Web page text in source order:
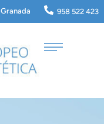
Granada 958 522 423